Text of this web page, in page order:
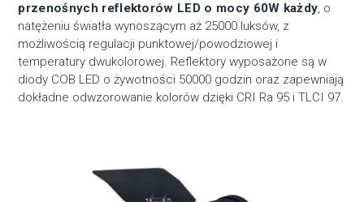
przenośnych reflektorów LED o mocy 60W każdy, o
natężeniu światła wynoszącym aż 25000 luksów, z
możliwością regulacji punktowej/powodziowej i
temperatury dwukolorowej. Reflektory wyposażone są w
diody COB LED o żywotności 50000 godzin oraz zapewniają
dokładne odwzorowanie kolorów dzięki CRI Ra 95 i TLCI 97.